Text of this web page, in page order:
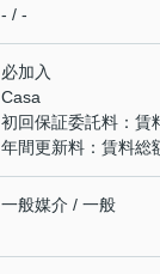
- / -
必加入
Casa
初回保証委託料：賃
年間更新料：賃料総
一般媒介 / 一般